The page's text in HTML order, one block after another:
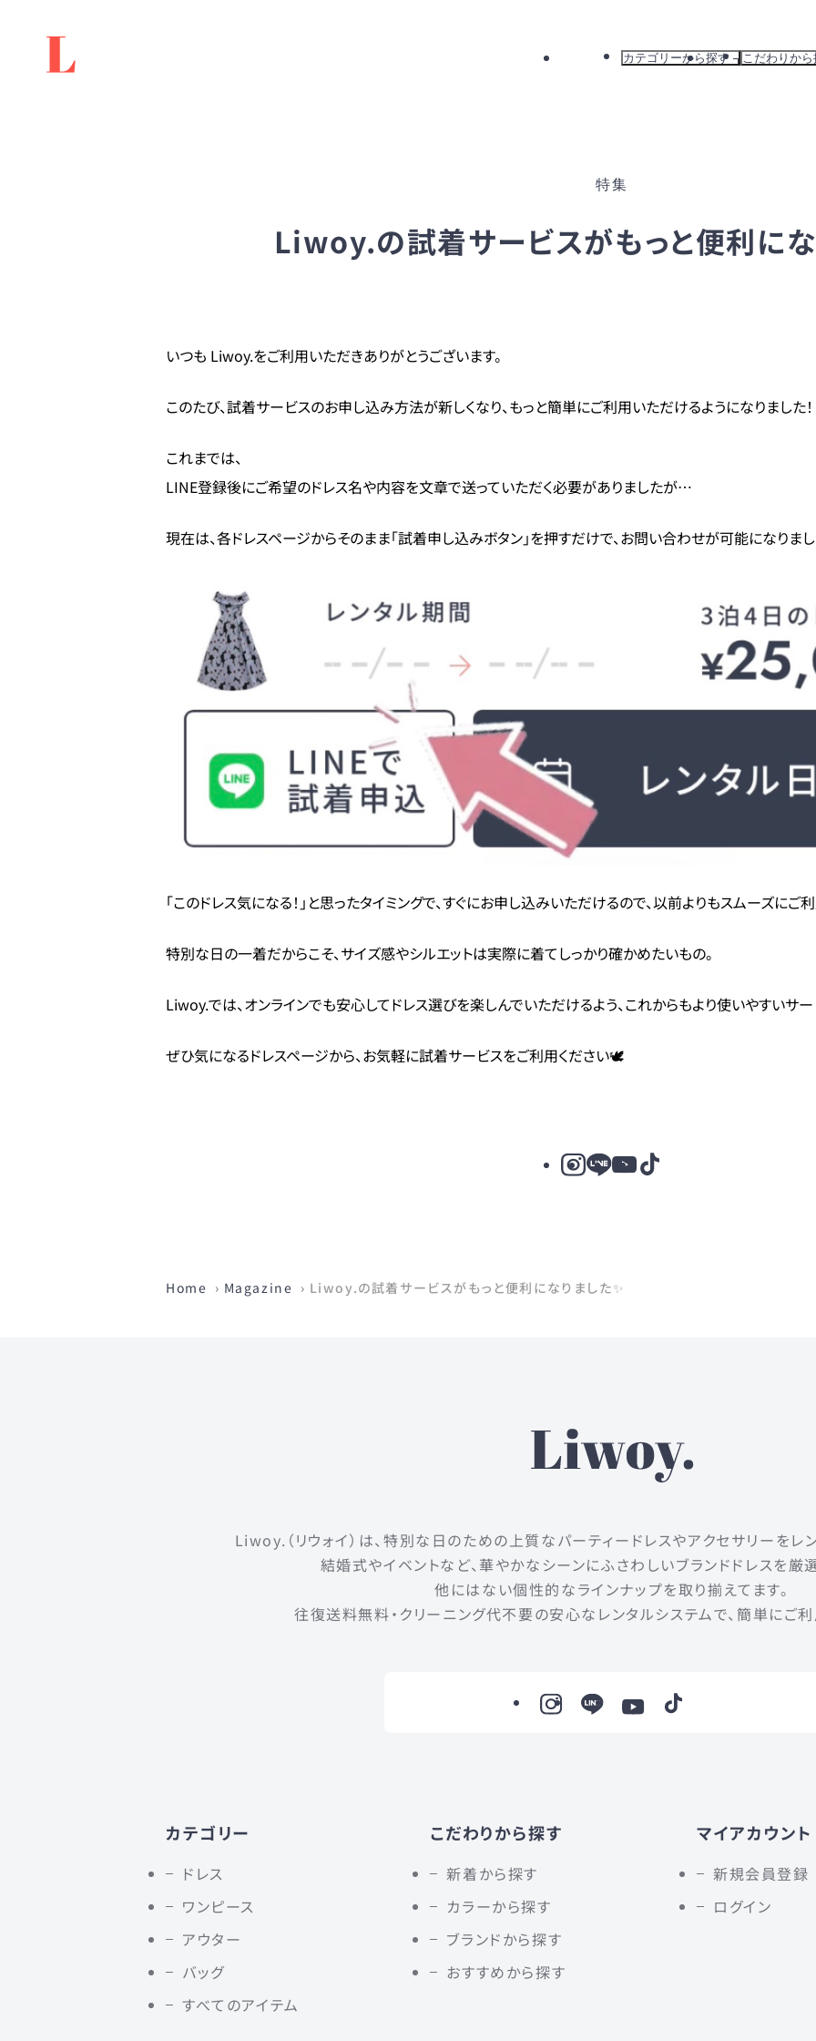
カテゴリーから探す こだわりか
特集
Liwoy.の試着サービスがもっと便利にな
いつも Liwoy.をご利用いただきありがとうございます。
このたび、試着サービスのお申し込み方法が新しくなり、もっと簡単にご利用いただけるようになりました！
これまでは、
LINE登録後にご希望のドレス名や内容を文章で送っていただく必要がありましたが…
現在は、各ドレスページからそのまま「試着申し込みボタン」を押すだけで、お問い合わせが可能になりま
「このドレス気になる！」と思ったタイミングで、すぐにお申し込みいただけるので、以前よりもスムーズにご
特別な日の一着だからこそ、サイズ感やシルエットは実際に着てしっかり確かめたいもの。
Liwoy.では、オンラインでも安心してドレス選びを楽しんでいただけるよう、これからもより使いやすいサー
ぜひ気になるドレスページから、お気軽に試着サービスをご利用ください🕊️
Home Magazine Liwoy.の試着サービスがもっと便利になりました✨
Liwoy.（リウォイ）は、特別な日のための上質なパーティードレスやアクセサリーをレ
結婚式やイベントなど、華やかなシーンにふさわしいブランドドレスを厳
他にはない個性的なラインナップを取り揃えてます。
往復送料無料・クリーニング代不要の安心なレンタルシステムで、簡単にご
カテゴリー
ドレス
ワンピース
アウター
バッグ
すべてのアイテム
こだわりから探す
新着から探す
カラーから探す
ブランドから探す
おすすめから探す
マイアカウント
新規会員登録
ログイン